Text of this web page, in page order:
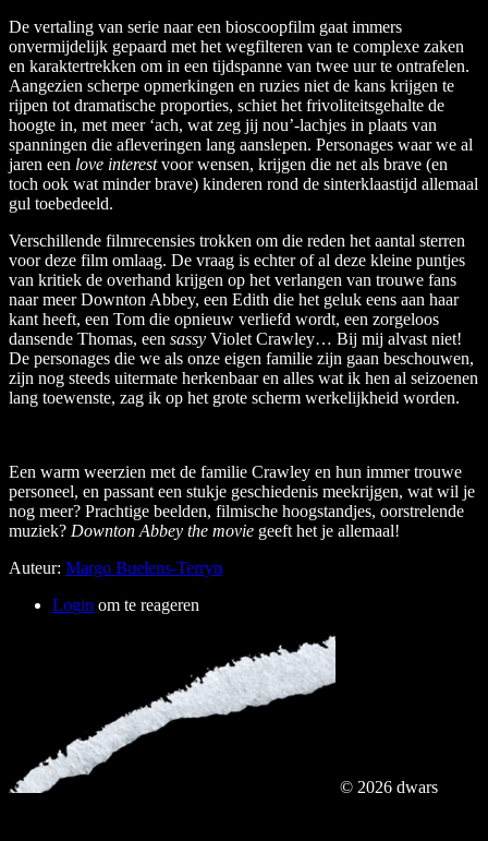
De vertaling van serie naar een bioscoopfilm gaat immers
onvermijdelijk gepaard met het wegfilteren van te complexe zaken
en karaktertrekken om in een tijdspanne van twee uur te ontrafelen.
Aangezien scherpe opmerkingen en ruzies niet de kans krijgen te
rijpen tot dramatische proporties, schiet het frivoliteitsgehalte de
hoogte in, met meer ‘ach, wat zeg jij nou’-lachjes in plaats van
spanningen die afleveringen lang aanslepen. Personages waar we al
jaren een love interestvoor wensen, krijgen die net als brave (en
toch ook wat minder brave) kinderen rond de sinterklaastijd allemaal
gul toebedeeld.
Verschillende filmrecensies trokken om die reden het aantal sterren
voor deze film omlaag. De vraag is echter of al deze kleine puntjes
van kritiek de overhand krijgen op het verlangen van trouwe fans
naar meer Downton Abbey, een Edith die het geluk eens aan haar
kant heeft, een Tom die opnieuw verliefd wordt, een zorgeloos
dansende Thomas, een sassy Violet Crawley… Bij mij alvast niet!
De personages die we als onze eigen familie zijn gaan beschouwen,
zijn nog steeds uitermate herkenbaar en alles wat ik hen al seizoenen
lang toewenste, zag ik op het grote scherm werkelijkheid worden.
Een warm weerzien met de familie Crawley en hun immer trouwe
personeel, en passant een stukje geschiedenis meekrijgen, wat wil je
nog meer? Prachtige beelden, filmische hoogstandjes, oorstrelende
muziek? Downton Abbey the movie geeft het je allemaal!
Auteur: Margo Buelens-Terryn
Login om te reageren
© 2026 dwars